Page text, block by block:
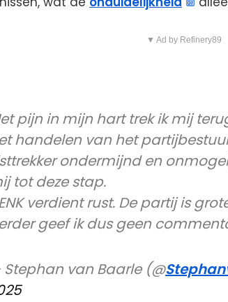
▼ Ad by Refinery89
pijn in mijn hart trek ik mij
handelen van het
ondermijnd en
tot deze stap.
verdient rust. De partij is
geef ik dus geen
van Baarle (@